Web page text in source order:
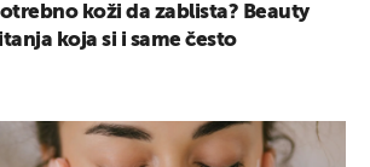
koži da zablista? Beauty
koja si i same često